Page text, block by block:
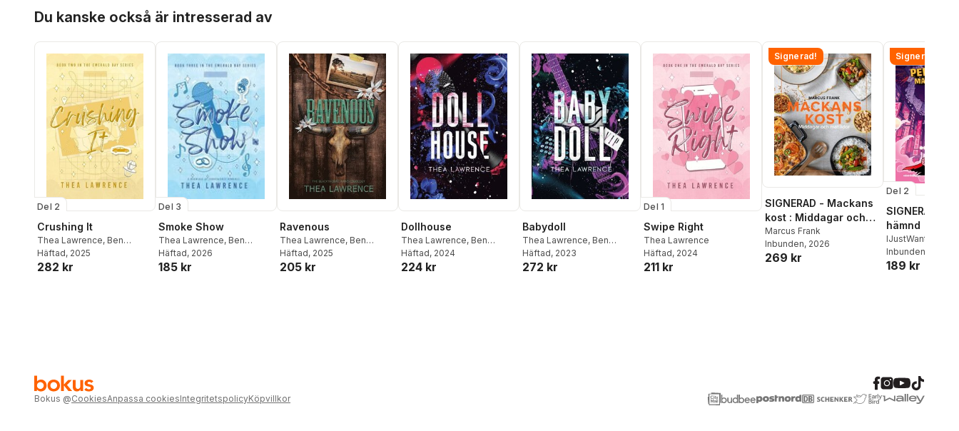
Du kanske också är intresserad av
Del 2
Crushing It
Thea Lawrence, Ben
Browning
Häftad, 2025
282 kr
Del 3
Smoke Show
Thea Lawrence, Ben
Browning
Häftad, 2026
185 kr
Ravenous
Thea Lawrence, Ben
Browning
Häftad, 2025
205 kr
Dollhouse
Thea Lawrence, Ben
Browning
Häftad, 2024
224 kr
Babydoll
Thea Lawrence, Ben
Browning
Häftad, 2023
272 kr
Del 1
Swipe Right
Thea Lawrence
Häftad, 2024
211 kr
Signerad!
SIGNERAD - Mackans
kost : Middagar och
matlådor
Marcus Frank
Inbunden, 2026
269 kr
Signerad!
Del 2
SIGNERAD -
hämnd
Adolphson
Beer ,Victor Beer
Inbunden
189 kr
Bokus @CookiesAnpassa cookiesIntegritetspolicyKöpvillkor